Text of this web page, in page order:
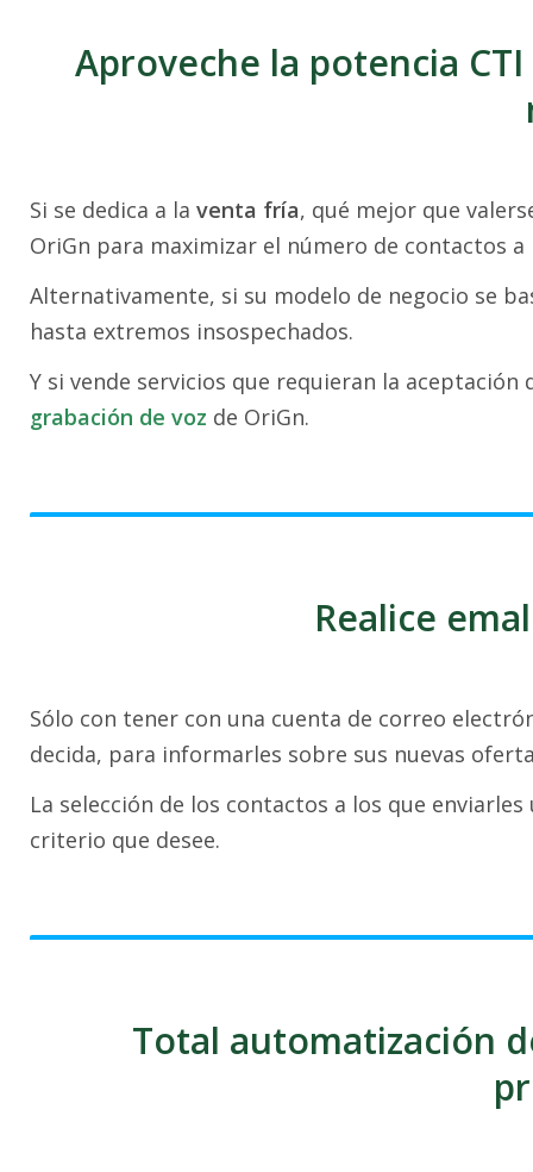
Aproveche la potencia
Si se dedica a la venta fría, qué mejor que
OriGn para maximizar el número de contactos
Alternativamente, si su modelo de negocio se
hasta extremos insospechados.
Y si vende servicios que requieran la aceptación
grabación de voz de OriGn.
Realice
Sólo con tener con una cuenta de correo
decida, para informarles sobre sus nuevas
La selección de los contactos a los que
criterio que desee.
Total automatización